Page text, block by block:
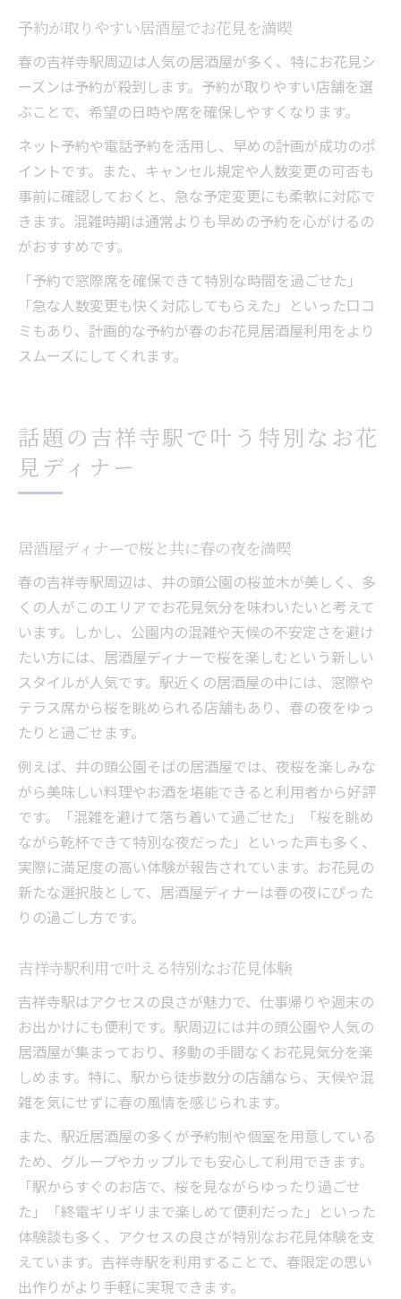
予約が取りやすい居酒屋でお花見を満喫
春の吉祥寺駅周辺は人気の居酒屋が多く、特にお花見シ
ーズンは予約が殺到します。予約が取りやすい店舗を選
ぶことで、希望の日時や席を確保しやすくなります。
ネット予約や電話予約を活用し、早めの計画が成功のポ
イントです。また、キャンセル規定や人数変更の可否も
事前に確認しておくと、急な予定変更にも柔軟に対応で
きます。混雑時期は通常よりも早めの予約を心がけるの
がおすすめです。
「予約で窓際席を確保できて特別な時間を過ごせた」
「急な人数変更も快く対応してもらえた」といった口コ
ミもあり、計画的な予約が春のお花見居酒屋利用をより
スムーズにしてくれます。
話題の吉祥寺駅で叶う特別なお花
見ディナー
居酒屋ディナーで桜と共に春の夜を満喫
春の吉祥寺駅周辺は、井の頭公園の桜並木が美しく、多
くの人がこのエリアでお花見気分を味わいたいと考えて
います。しかし、公園内の混雑や天候の不安定さを避け
たい方には、居酒屋ディナーで桜を楽しむという新しい
スタイルが人気です。駅近くの居酒屋の中には、窓際や
テラス席から桜を眺められる店舗もあり、春の夜をゆっ
たりと過ごせます。
例えば、井の頭公園そばの居酒屋では、夜桜を楽しみな
がら美味しい料理やお酒を堪能できると利用者から好評
です。「混雑を避けて落ち着いて過ごせた」「桜を眺め
ながら乾杯できて特別な夜だった」といった声も多く、
実際に満足度の高い体験が報告されています。お花見の
新たな選択肢として、居酒屋ディナーは春の夜にぴった
りの過ごし方です。
吉祥寺駅利用で叶える特別なお花見体験
吉祥寺駅はアクセスの良さが魅力で、仕事帰りや週末の
お出かけにも便利です。駅周辺には井の頭公園や人気の
居酒屋が集まっており、移動の手間なくお花見気分を楽
しめます。特に、駅から徒歩数分の店舗なら、天候や混
雑を気にせずに春の風情を感じられます。
また、駅近居酒屋の多くが予約制や個室を用意している
ため、グループやカップルでも安心して利用できます。
「駅からすぐのお店で、桜を見ながらゆったり過ごせ
た」「終電ギリギリまで楽しめて便利だった」といった
体験談も多く、アクセスの良さが特別なお花見体験を支
えています。吉祥寺駅を利用することで、春限定の思い
出作りがより手軽に実現できます。